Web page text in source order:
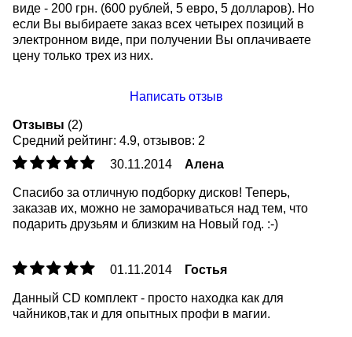
виде - 200 грн. (600 рублей, 5 евро, 5 долларов). Но
если Вы выбираете заказ всех четырех позиций в
электронном виде, при получении Вы оплачиваете
цену только трех из них.
Написать отзыв
Отзывы (2)
Средний рейтинг: 4.9, отзывов: 2
30.11.2014
Алена
Спасибо за отличную подборку дисков! Теперь,
заказав их, можно не заморачиваться над тем, что
подарить друзьям и близким на Новый год. :-)
01.11.2014 Гостья
Данный СD комплект - просто находка как для
чайников,так и для опытных профи в магии.